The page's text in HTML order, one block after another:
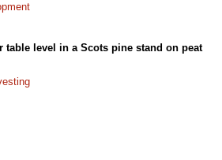
level in a Scots pine stand on peat